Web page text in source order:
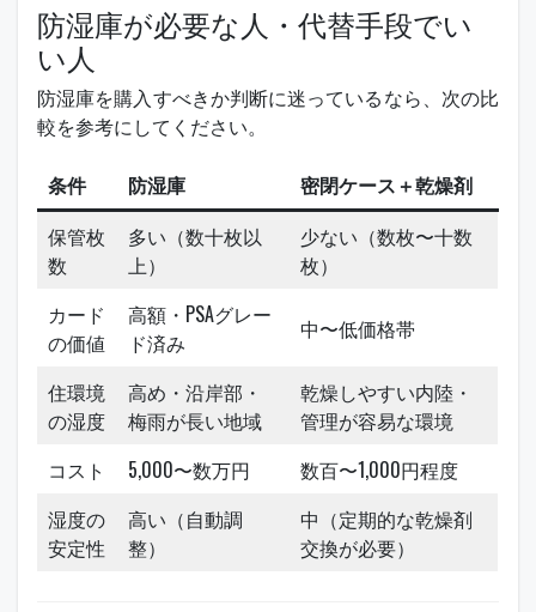
防湿庫が必要な人・代替手段でい
い人
防湿庫を購入すべきか判断に迷っているなら、次の比
較を参考にしてください。
条件 防湿庫
密閉ケース＋乾燥剤
保管枚
数
多い（数十枚以
上）
少ない（数枚〜十数
枚）
カード
の価値
高額・PSAグレー
ド済み
中〜低価格帯
住環境
の湿度
高め・沿岸部・
梅雨が長い地域
乾燥しやすい内陸・
管理が容易な環境
コスト
5,000〜数万円
数百〜1,000円程度
湿度の
安定性
高い（自動調
整）
中（定期的な乾燥剤
交換が必要）